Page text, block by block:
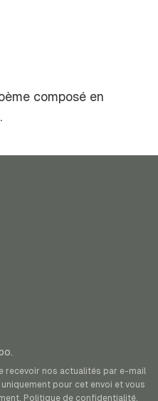
composé en
recevoir nos actualités par e-mail
pour cet envoi et vous
Politique de confidentialité.